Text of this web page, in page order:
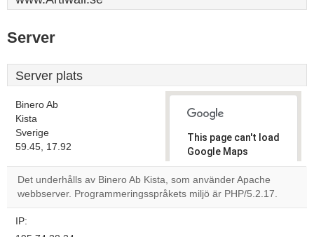
Server
Server plats
Binero Ab
Kista
Sverige
59.45, 17.92
This page can't load
Google Maps
correctly.
Do you
own this
OK
Det underhålls av Binero Ab Kista, som använder Apache
webbserver. Programmeringsspråkets miljö är PHP/5.2.17.
IP: